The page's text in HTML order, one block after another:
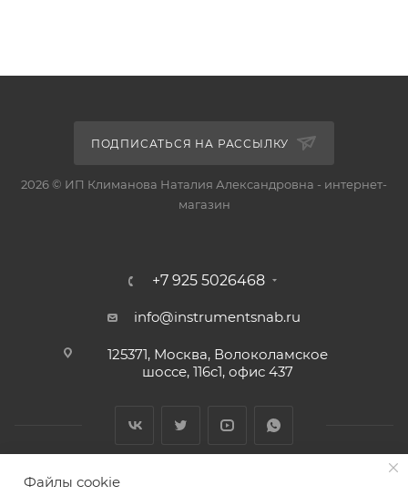
ПОДПИСАТЬСЯ НА РАССЫЛКУ
2026 © ИП Климанова Наталия Александровна - интернет-
магазин
+7 925 5026468
info@instrumentsnab.ru
125371, Москва, Волоколамское
шоссе, 116с1, офис 437
Файлы cookie